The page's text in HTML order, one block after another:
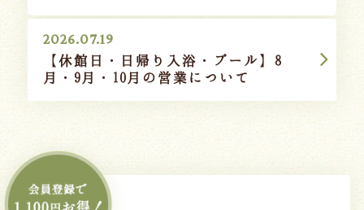
2026.07.19
【休館日・日帰り入浴・プール】8
月・9月・10月の営業について